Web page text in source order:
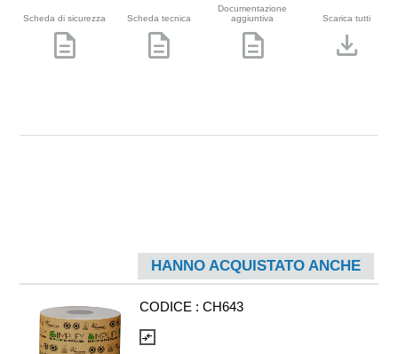
Scheda di sicurezza
description
Scheda tecnica
description
Documentazione
aggiuntiva
description
Scarica tutti
download
HANNO ACQUISTATO ANCHE
CODICE : CH643
compare_arrows